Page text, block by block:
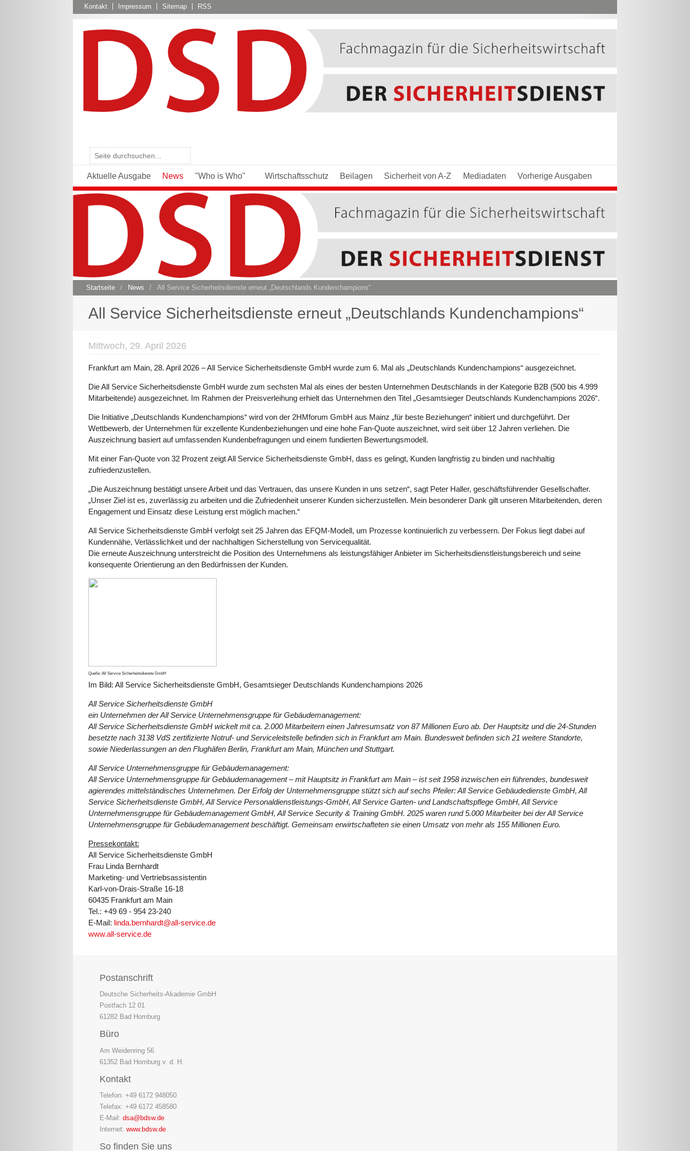
Kontakt Impressum Sitemap RSS
Aktuelle Ausgabe News "Who is Who" Wirtschaftsschutz Beilagen Sicherheit von A-Z Mediadaten Vorherige Ausgaben
Startseite / News / All Service Sicherheitsdienste erneut „Deutschlands Kundenchampions“
All Service Sicherheitsdienste erneut „Deutschlands Kundenchampions“
Mittwoch, 29. April 2026
Frankfurt am Main, 28. April 2026 – All Service Sicherheitsdienste GmbH wurde zum 6. Mal als „Deutschlands Kundenchampions“ ausgezeichnet.
Die All Service Sicherheitsdienste GmbH wurde zum sechsten Mal als eines der besten Unternehmen Deutschlands in der Kategorie B2B (500 bis 4.999
Mitarbeitende) ausgezeichnet. Im Rahmen der Preisverleihung erhielt das Unternehmen den Titel „Gesamtsieger Deutschlands Kundenchampions 2026“.
Die Initiative „Deutschlands Kundenchampions“ wird von der 2HMforum GmbH aus Mainz „für beste Beziehungen“ initiiert und durchgeführt. Der
Wettbewerb, der Unternehmen für exzellente Kundenbeziehungen und eine hohe Fan-Quote auszeichnet, wird seit über 12 Jahren verliehen. Die
Auszeichnung basiert auf umfassenden Kundenbefragungen und einem fundierten Bewertungsmodell.
Mit einer Fan-Quote von 32 Prozent zeigt All Service Sicherheitsdienste GmbH, dass es gelingt, Kunden langfristig zu binden und nachhaltig
zufriedenzustellen.
„Die Auszeichnung bestätigt unsere Arbeit und das Vertrauen, das unsere Kunden in uns setzen“, sagt Peter Haller, geschäftsführender Gesellschafter.
„Unser Ziel ist es, zuverlässig zu arbeiten und die Zufriedenheit unserer Kunden sicherzustellen. Mein besonderer Dank gilt unseren Mitarbeitenden, deren
Engagement und Einsatz diese Leistung erst möglich machen.“
All Service Sicherheitsdienste GmbH verfolgt seit 25 Jahren das EFQM-Modell, um Prozesse kontinuierlich zu verbessern. Der Fokus liegt dabei auf
Kundennähe, Verlässlichkeit und der nachhaltigen Sicherstellung von Servicequalität.
Die erneute Auszeichnung unterstreicht die Position des Unternehmens als leistungsfähiger Anbieter im Sicherheitsdienstleistungsbereich und seine
konsequente Orientierung an den Bedürfnissen der Kunden.
Quelle: All Service Sicherheitsdienste GmbH
Im Bild: All Service Sicherheitsdienste GmbH, Gesamtsieger Deutschlands Kundenchampions 2026
All Service Sicherheitsdienste GmbH
ein Unternehmen der All Service Unternehmensgruppe für Gebäudemanagement:
All Service Sicherheitsdienste GmbH wickelt mit ca. 2.000 Mitarbeitern einen Jahresumsatz von 87 Millionen Euro ab. Der Hauptsitz und die 24-Stunden
besetzte nach 3138 VdS zertifizierte Notruf- und Serviceleitstelle befinden sich in Frankfurt am Main. Bundesweit befinden sich 21 weitere Standorte,
sowie Niederlassungen an den Flughäfen Berlin, Frankfurt am Main, München und Stuttgart.
All Service Unternehmensgruppe für Gebäudemanagement:
All Service Unternehmensgruppe für Gebäudemanagement – mit Hauptsitz in Frankfurt am Main – ist seit 1958 inzwischen ein führendes, bundesweit
agierendes mittelständisches Unternehmen. Der Erfolg der Unternehmensgruppe stützt sich auf sechs Pfeiler: All Service Gebäudedienste GmbH, All
Service Sicherheitsdienste GmbH, All Service Personaldienstleistungs-GmbH, All Service Garten- und Landschaftspflege GmbH, All Service
Unternehmensgruppe für Gebäudemanagement GmbH, All Service Security & Training GmbH. 2025 waren rund 5.000 Mitarbeiter bei der All Service
Unternehmensgruppe für Gebäudemanagement beschäftigt. Gemeinsam erwirtschafteten sie einen Umsatz von mehr als 155 Millionen Euro.
Pressekontakt:
All Service Sicherheitsdienste GmbH
Frau Linda Bernhardt
Marketing- und Vertriebsassistentin
Karl-von-Drais-Straße 16-18
60435 Frankfurt am Main
Tel.: +49 69 - 954 23-240
E-Mail: linda.bernhardt@all-service.de
www.all-service.de
Postanschrift
Deutsche Sicherheits-Akademie GmbH
Postfach 12 01
61282 Bad Homburg
Büro
Am Weidenring 56
61352 Bad Homburg v. d. H.
Kontakt
Telefon: +49 6172 948050
Telefax: +49 6172 458580
E-Mail: dsa@bdsw.de
Internet: www.bdsw.de
So finden Sie uns